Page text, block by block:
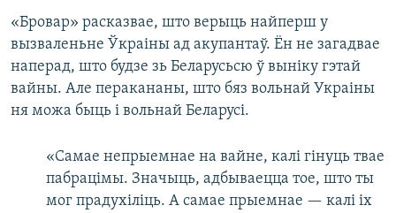
«Бровар» расказвае, што верыць найперш у
вызваленьне Ўкраіны ад акупантаў. Ён не загадвае
наперад, што будзе зь Беларусьсю ў выніку гэтай
вайны. Але перакананы, што бяз вольнай Украіны
ня можа быць і вольнай Беларусі.
«Самае непрыемнае на вайне, калі гінуць твае
пабрацімы. Значыць, адбываецца тое, што ты
мог прадухіліць. А самае прыемнае — калі іх